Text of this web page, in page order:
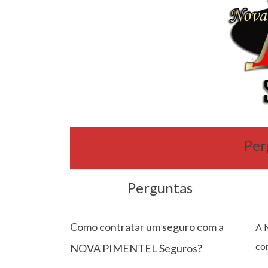
Perguntas
Como contratar um seguro com a
NOVA PIMENTEL Seguros?
A